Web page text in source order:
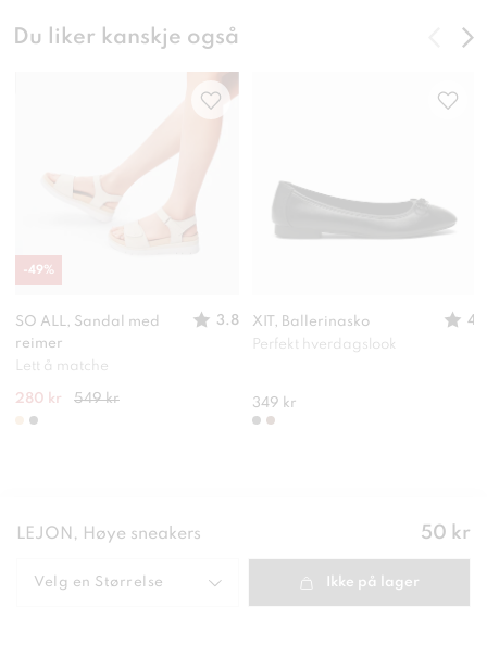
Du liker kanskje også
SO ALL, Sandal med
reimer
3.8
Lett å matche
280 kr 549 kr
-49%
XIT, Ballerinasko
4
Perfekt hverdagslook
349 kr
LEJON, Høye sneakers Pris:
50 kr
Velg en Størrelse Ikke på lager